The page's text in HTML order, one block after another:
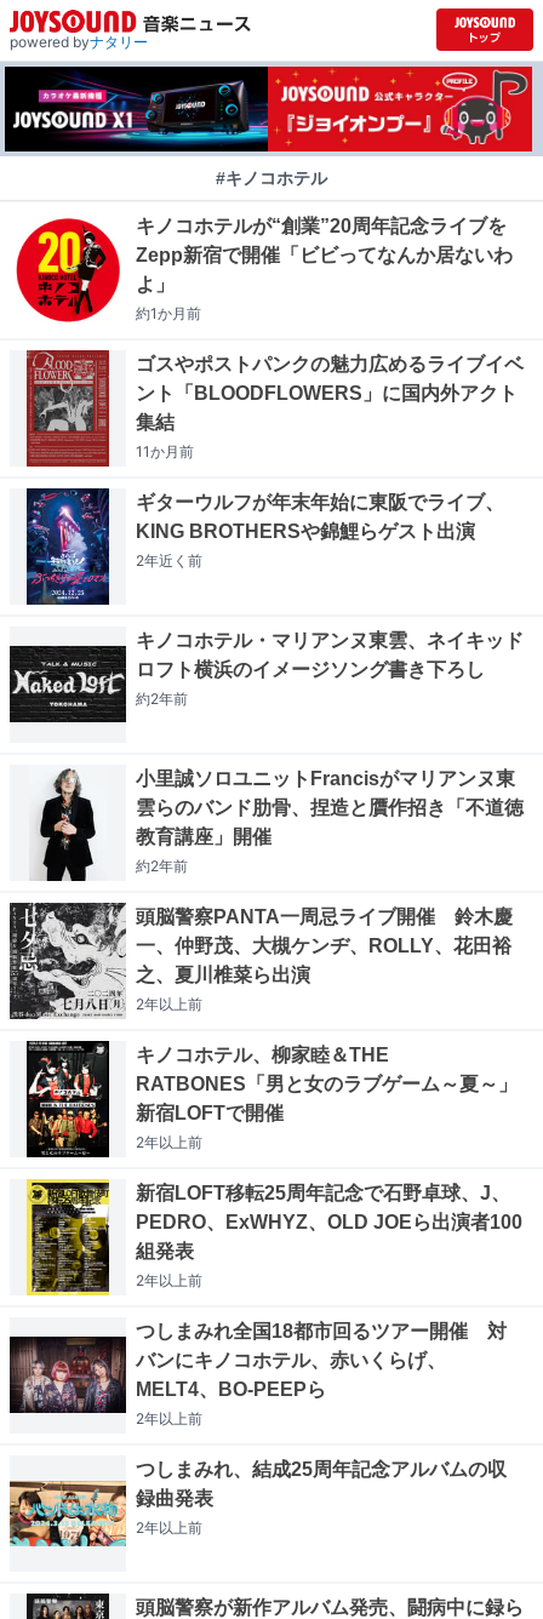
powered byナタリー
#キノコホテル
キノコホテルが“創業”20周年記念ライブを
Zepp新宿で開催「ビビってなんか居ないわ
よ」
約1か月前
ゴスやポストパンクの魅力広めるライブイベ
ント「BLOODFLOWERS」に国内外アクト
集結
11か月前
ギターウルフが年末年始に東阪でライブ、
KING BROTHERSや錦鯉らゲスト出演
2年近く 前
キノコホテル・マリアンヌ東雲、ネイキッド
ロフト横浜のイメージソング書き下ろし
約2年前
小里誠ソロユニットFrancisがマリアンヌ東
雲らのバンド肋骨、捏造と贋作招き「不道徳
教育講座」開催
約2年前
頭脳警察PANTA一周忌ライブ開催 鈴木慶
一、仲野茂、大槻ケンヂ、ROLLY、花田裕
之、夏川椎菜ら出演
2年以上前
キノコホテル、柳家睦＆THE
RATBONES「男と女のラブゲーム～夏～」
新宿LOFTで開催
2年以上前
新宿LOFT移転25周年記念で石野卓球、J、
PEDRO、ExWHYZ、OLD JOEら出演者100
組発表
2年以上前
つしまみれ全国18都市回るツアー開催 対
バンにキノコホテル、赤いくらげ、
MELT4、BO-PEEPら
2年以上前
つしまみれ、結成25周年記念アルバムの収
録曲発表
2年以上前
頭脳警察が新作アルバム発売、闘病中に録ら